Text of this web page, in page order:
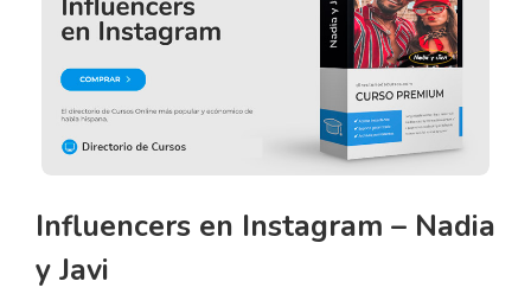
Influencers en Instagram – Nadia
y Javi